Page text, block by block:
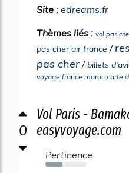
Site : edreams.fr
Thèmes liés : vol pas
pas cher air france /
pas cher / billets
voyage france maroc carte
0
Vol Paris -
easyvoyage.com
Pertinence
42%